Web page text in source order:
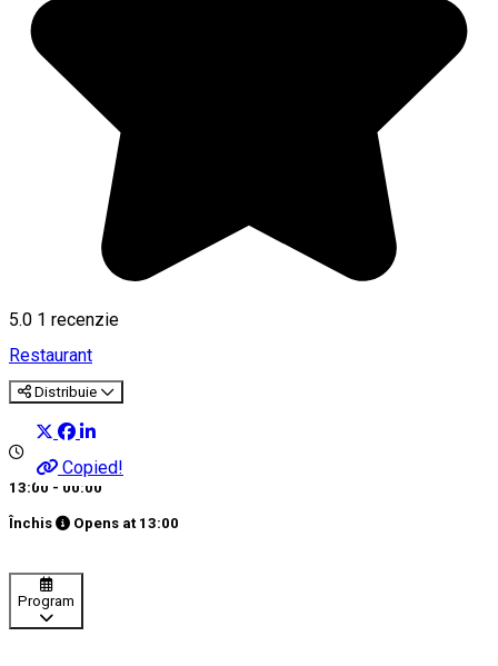
5.0 1 recenzie
Restaurant
Distribuie
Copied!
13:00 - 00:00
Închis Opens at 13:00
Program